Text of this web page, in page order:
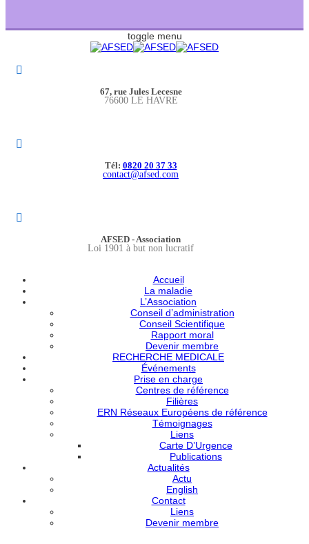
toggle menu
67, rue Jules Lecesne
76600 LE HAVRE
Tél: 0820 20 37 33
contact@afsed.com
AFSED - Association
Loi 1901 à but non lucratif
Accueil
La maladie
L’Association
Conseil d’administration
Conseil Scientifique
Rapport moral
Devenir membre
RECHERCHE MEDICALE
Événements
Prise en charge
Centres de référence
Filières
ERN Réseaux Européens de référence
Témoignages
Liens
Carte D’Urgence
Publications
Actualités
Actu
English
Contact
Liens
Devenir membre